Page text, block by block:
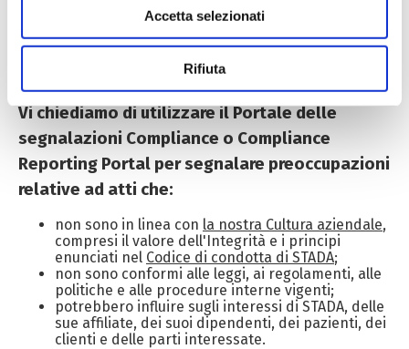
dalla Dichiarazione sui cookie.
Utilizziamo cookie tecnici sempre attivi e necessari al
funzionamento del sito web, nonché cookie analitici non
anonimi e di profilazione, anche di terza parte, per
effettuare analisi statistiche e per consentirci di inviare
pubblicità, anche personalizzata. Per accettare i cookie
analitici e di profilazione, clicca su «Accetta tutti». Per
gestire o disabilitare i cookie clicca su «Personalizza».
Per chiudere il banner e rifiutarli clicca sul tasto
«RIFIUTA»; in questo caso, la navigazione proseguirà
esclusivamente con i cookie tecnici. Per maggiori
informazioni, ti invitiamo a leggere la nostra Cookie
Policy.
Accetta selezionati
Rifiuta
intraprendere azioni appropriate in risposta alle
segnalazioni.
Vi chiediamo di utilizzare il Portale delle
segnalazioni Compliance o Compliance
Reporting Portal per segnalare preoccupazioni
relative ad atti che:
non sono in linea con la nostra Cultura aziendale,
compresi il valore dell'Integrità e i principi
enunciati nel Codice di condotta di STADA;
non sono conformi alle leggi, ai regolamenti, alle
politiche e alle procedure interne vigenti;
potrebbero influire sugli interessi di STADA, delle
sue affiliate, dei suoi dipendenti, dei pazienti, dei
clienti e delle parti interessate.